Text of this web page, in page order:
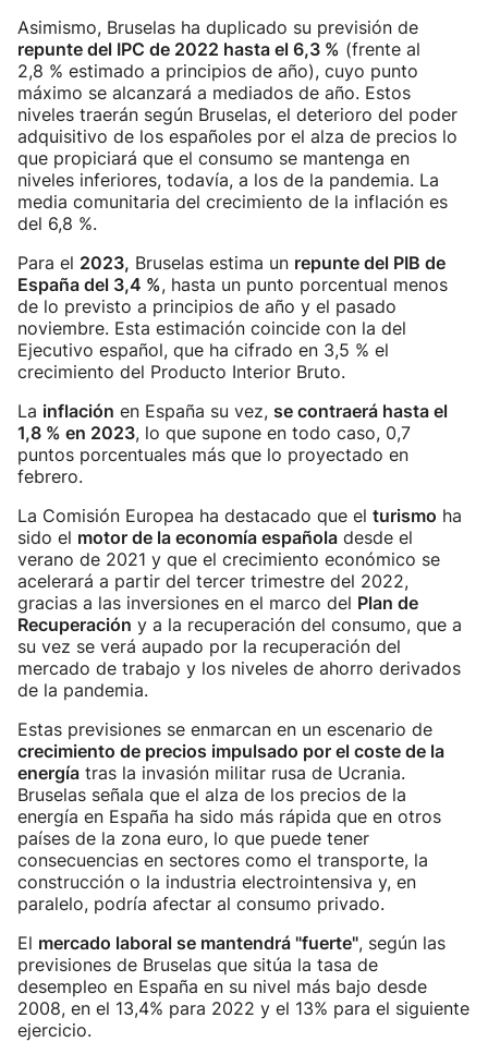
Asimismo, Bruselas ha duplicado su previsión de
repunte del IPC de 2022 hasta el 6,3 % (frente al
2,8 % estimado a principios de año), cuyo punto
máximo se alcanzará a mediados de año. Estos
niveles traerán según Bruselas, el deterioro del poder
adquisitivo de los españoles por el alza de precios lo
que propiciará que el consumo se mantenga en
niveles inferiores, todavía, a los de la pandemia. La
media comunitaria del crecimiento de la inflación es
del 6,8 %.
Para el 2023, Bruselas estima un repunte del PIB de
España del 3,4 %, hasta un punto porcentual menos
de lo previsto a principios de año y el pasado
noviembre. Esta estimación coincide con la del
Ejecutivo español, que ha cifrado en 3,5 % el
crecimiento del Producto Interior Bruto.
La inflación en España su vez, se contraerá hasta el
1,8 % en 2023, lo que supone en todo caso, 0,7
puntos porcentuales más que lo proyectado en
febrero.
La Comisión Europea ha destacado que el turismo ha
sido el motor de la economía española desde el
verano de 2021 y que el crecimiento económico se
acelerará a partir del tercer trimestre del 2022,
gracias a las inversiones en el marco del Plan de
Recuperación y a la recuperación del consumo, que a
su vez se verá aupado por la recuperación del
mercado de trabajo y los niveles de ahorro derivados
de la pandemia.
Estas previsiones se enmarcan en un escenario de
crecimiento de precios impulsado por el coste de la
energía tras la invasión militar rusa de Ucrania.
Bruselas señala que el alza de los precios de la
energía en España ha sido más rápida que en otros
países de la zona euro, lo que puede tener
consecuencias en sectores como el transporte, la
construcción o la industria electrointensiva y, en
paralelo, podría afectar al consumo privado.
El mercado laboral se mantendrá "fuerte", según las
previsiones de Bruselas que sitúa la tasa de
desempleo en España en su nivel más bajo desde
2008, en el 13,4% para 2022 y el 13% para el siguiente
ejercicio.